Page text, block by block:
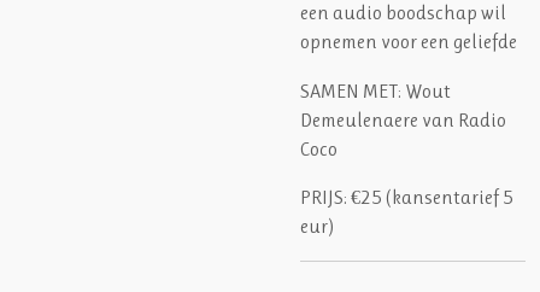
een audio boodschap wil
opnemen voor een geliefde
SAMEN MET: Wout
Demeulenaere van Radio
Coco
PRIJS: €25 (kansentarief 5
eur)